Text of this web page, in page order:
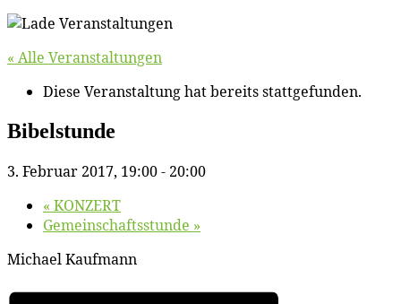
« Alle Veranstaltungen
Diese Veranstaltung hat bereits stattgefunden.
Bi­bel­stun­de
3. Februar 2017, 19:00- 20:00
« KONZERT
Ge­mein­schafts­stun­de »
Mi­cha­el Kaufmann